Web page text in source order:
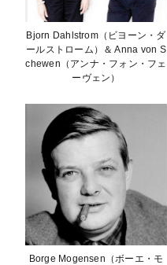
Bjorn Dahlstrom（ビヨーン・ダ
ールストローム）＆ Anna von S
chewen（アンナ・フォン・フェ
ーヴェン）
Borge Mogensen（ボーエ・モ